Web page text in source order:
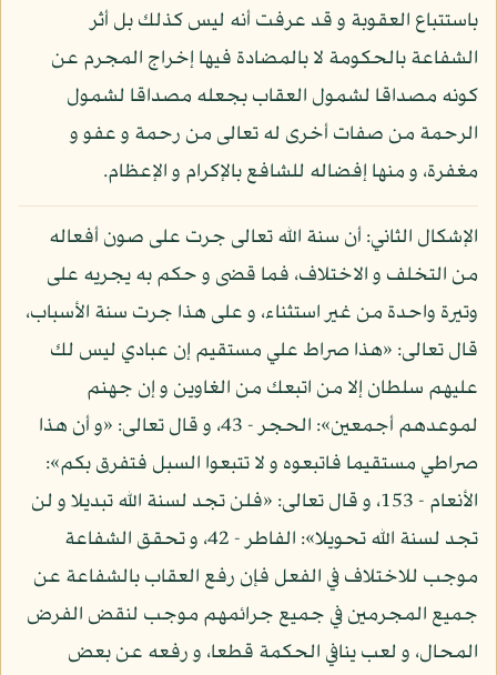
باستتباع العقوبة و قد عرفت أنه ليس كذلك بل أثر
الشفاعة بالحكومة لا بالمضادة فيها إخراج المجرم عن
كونه مصداقا لشمول العقاب بجعله مصداقا لشمول
الرحمة من صفات أخرى له تعالى من رحمة و عفو و
مغفرة، و منها إفضاله للشافع بالإكرام و الإعظام.
الإشكال الثاني: أن سنة الله تعالى جرت على صون أفعاله
من التخلف و الاختلاف، فما قضى و حكم به يجريه على
وتيرة واحدة من غير استثناء، و على هذا جرت سنة الأسباب،
قال تعالى: «هذا صراط علي مستقيم إن عبادي ليس لك
عليهم سلطان إلا من اتبعك من الغاوين و إن جهنم
لموعدهم أجمعين»: الحجر - 43، و قال تعالى: «و أن هذا
صراطي مستقيما فاتبعوه و لا تتبعوا السبل فتفرق بكم»:
الأنعام - 153، و قال تعالى: «فلن تجد لسنة الله تبديلا و لن
تجد لسنة الله تحويلا»: الفاطر - 42، و تحقق الشفاعة
موجب للاختلاف في الفعل فإن رفع العقاب بالشفاعة عن
جميع المجرمين في جميع جرائمهم موجب لنقض الفرض
المحال، و لعب ينافي الحكمة قطعا، و رفعه عن بعض